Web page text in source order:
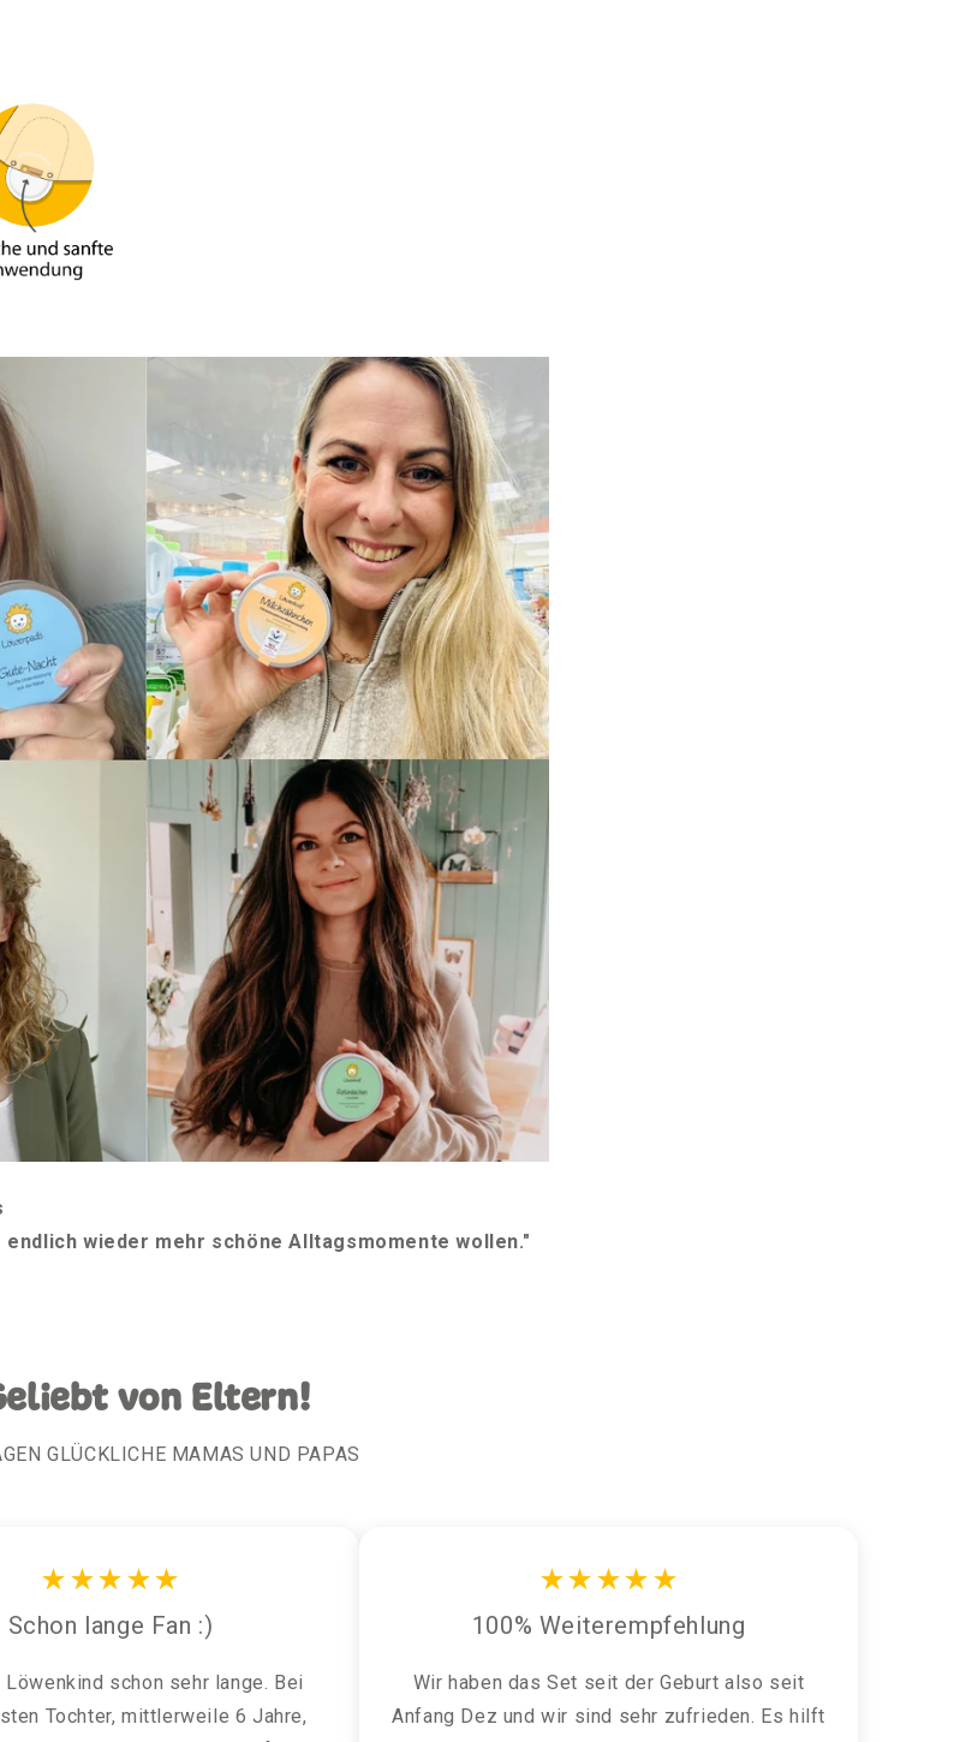
endlich wieder mehr schöne Alltagsmomente wollen."
von Eltern!
GLÜCKLICHE MAMAS UND PAPAS
★★★★★
Schon lange Fan :)
Löwenkind schon sehr lange. Bei
Tochter, mittlerweile 6 Jahre,
★★★★★
100% Weiterempfehlung
Wir haben das Set seit der Geburt also seit
Anfang Dez und wir sind sehr zufrieden. Es hilft